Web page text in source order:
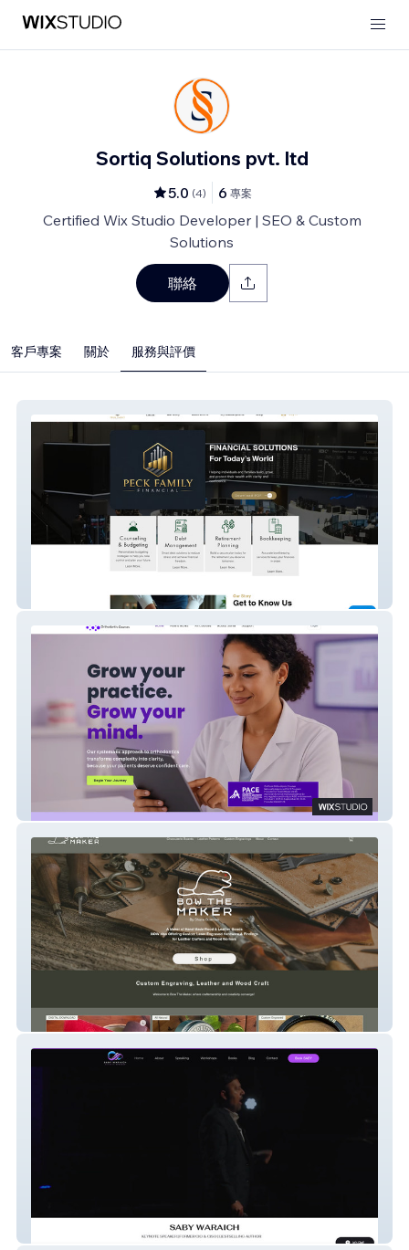
Sortiq Solutions pvt. ltd
5.0 (4) 6 專案
Certified Wix Studio Developer | SEO & Custom
Solutions
聯絡
客戶專案 關於 服務與評價
Peck Family Financial
On Point Orthodontic Courses
Bow The Maker